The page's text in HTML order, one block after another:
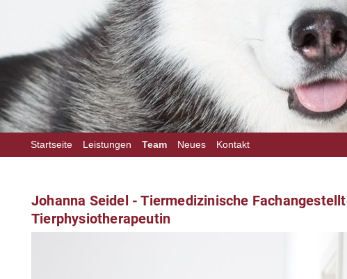
überspringen
Startseite Leistungen Team Neues Kontakt
Johanna Seidel - Tiermedizinische
Tierphysiotherapeutin